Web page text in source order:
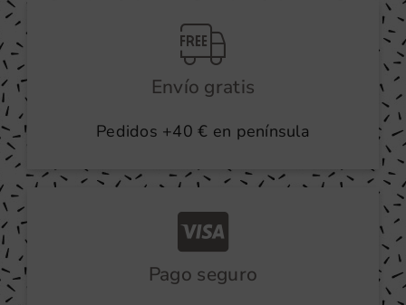
Envío gratis
Pedidos +40 € en península
Pago seguro